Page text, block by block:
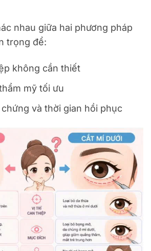
nhau giữa hai phương pháp
trọng để:
không cần thiết
mỹ tối ưu
và thời gian hồi phục